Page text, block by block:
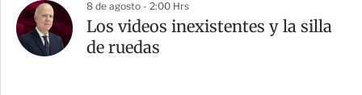
8 de agosto - 2:00 Hrs
Los videos inexistentes y la silla
de ruedas